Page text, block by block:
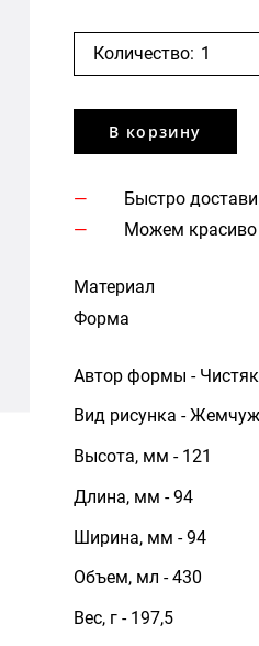
Количество:
В корзину
Быстро
Можем красиво
Материал
Форма
Автор формы -
Вид рисунка -
Высота, мм - 121
Длина, мм - 94
Ширина, мм - 94
Объем, мл - 430
Вес, г - 197,5